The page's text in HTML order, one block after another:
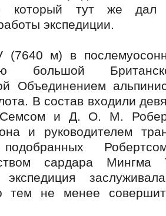
который тут же дал
экспедиции.
(7640 м) в
большой
Объединением
В состав входили
и Д. О. М.
и руководителем
подобранных
сардара Мингма
тем не менее